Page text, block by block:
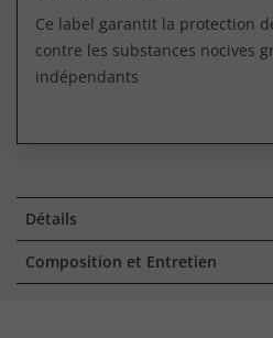
Ce label garantit la protection
contre les substances nocives
indépendants
Détails
Composition et Entretien